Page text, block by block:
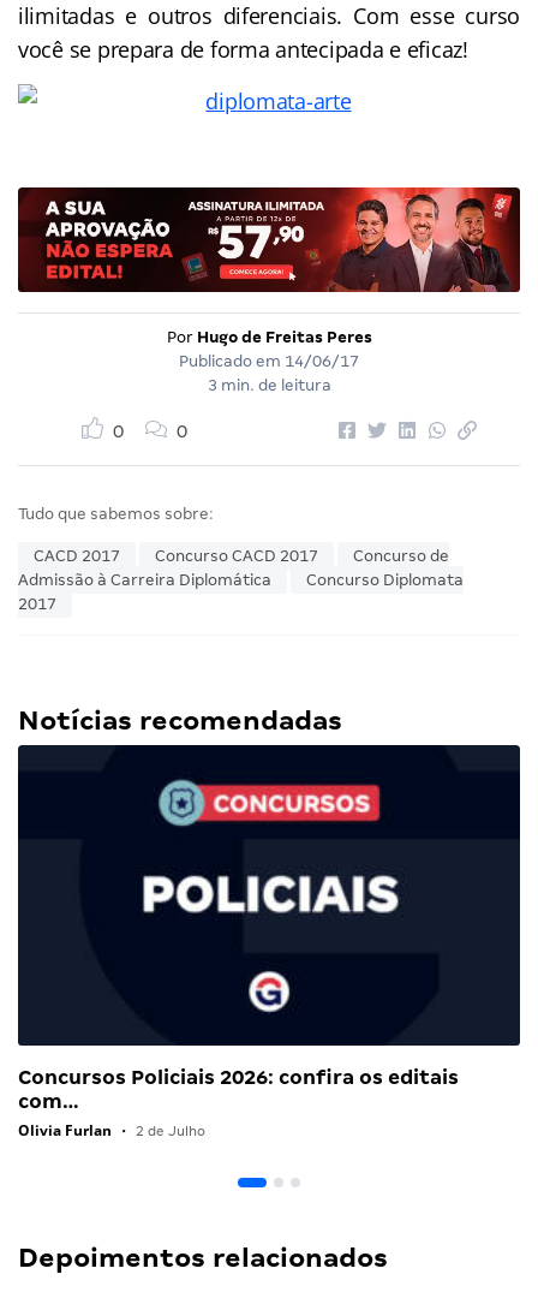
ilimitadas e outros diferenciais. Com esse curso
você se prepara de forma antecipada e eficaz!
Por Hugo de Freitas Peres
Publicado em 14/06/17
3 min. de leitura
0 0
Tudo que sabemos sobre:
CACD 2017 Concurso CACD 2017
Concurso de
Admissão à Carreira Diplomática
Concurso Diplomata
2017
Notícias recomendadas
Concursos Policiais 2026: confira os editais
com…
Olivia Furlan • 2 de Julho
Depoimentos relacionados